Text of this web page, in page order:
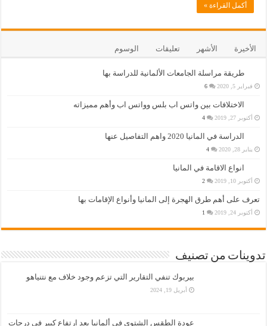
أكمل القراءة »
الأخيرة الأشهر تعليقات الوسوم
طريقة مراسلة الجامعات الألمانية للدراسة بها
فبراير 5, 2020 6
الاختلافات بين واتس اب بلس وواتس اب وأهم مميزاته
أكتوبر 27, 2019 4
الدراسة في المانيا 2020 واهم التفاصيل عنها
يناير 28, 2020 4
انواع الاقامة في المانيا
أكتوبر 10, 2019 2
تعرف على أهم طرق الهجرة إلى المانيا وأنواع الإقامات بها
أكتوبر 24, 2019 1
تدوينات من تصنيف
بيربوك تنفي التقارير التي تزعم وجود خلاف مع نتنياهو
أبريل 19, 2024
عودة الطقس الشتوي في ألمانيا بعد ارتفاع كبير في درجات